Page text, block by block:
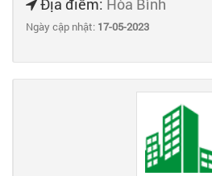
Ngày cập nhật: 17-05-2023